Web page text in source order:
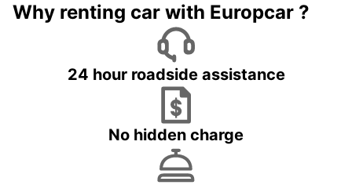
Why renting car with Europcar ?
24 hour roadside assistance
No hidden charge